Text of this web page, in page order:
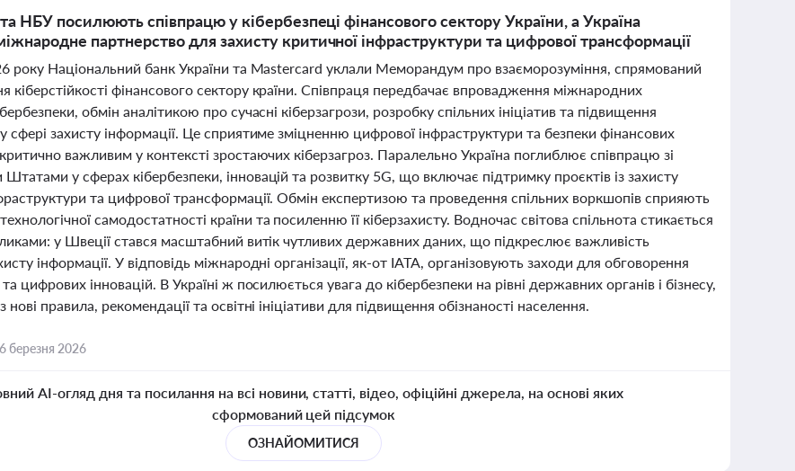
НБУ посилюють співпрацю у кібербезпеці фінансового сектору України, а Україна
партнерство для захисту критичної інфраструктури та цифрової трансформації
року Національний банк України та Mastercard уклали Меморандум про взаєморозуміння, спрямований
кіберстійкості фінансового сектору країни. Співпраця передбачає впровадження міжнародних
обмін аналітикою про сучасні кіберзагрози, розробку спільних ініціатив та підвищення
сфері захисту інформації. Це сприятиме зміцненню цифрової інфраструктури та безпеки фінансових
важливим у контексті зростаючих кіберзагроз. Паралельно Україна поглиблює співпрацю зі
у сферах кібербезпеки, інновацій та розвитку 5G, що включає підтримку проєктів із захисту
та цифрової трансформації. Обмін експертизою та проведення спільних воркшопів сприяють
самодостатності країни та посиленню її кіберзахисту. Водночас світова спільнота стикається
у Швеції стався масштабний витік чутливих державних даних, що підкреслює важливість
інформації. У відповідь міжнародні організації, як-от IATA, організовують заходи для обговорення
та цифрових інновацій. В Україні ж посилюється увага до кібербезпеки на рівні державних органів і бізнесу,
нові правила, рекомендації та освітні ініціативи для підвищення обізнаності населення.
березня 2026
AI-огляд дня та посилання на всі новини, статті, відео, офіційні джерела, на основі яких
сформований цей підсумок
ОЗНАЙОМИТИСЯ